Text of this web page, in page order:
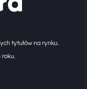
tytułów na rynku.
roku.